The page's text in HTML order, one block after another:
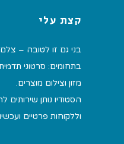
קצת עלי
בני גם זו לטובה –
בתחומים: סרטוני
מזון וצילום מוצרים.
הסטודיו נותן שירותים
וללקוחות פרטיים